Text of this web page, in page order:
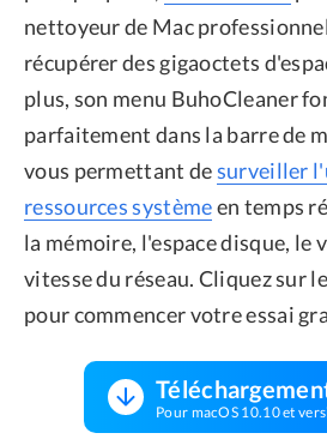
nettoyeur de Mac
récupérer des gigaoctets
plus, son menu BuhoCleaner
parfaitement dans la barre de
vous permettant desurveiller
ressources systèmeen temps
la mémoire, l'espace disque, le
vitesse du réseau. Cliquez sur
pour commencer votre essai
Pour macOS 10.10 et